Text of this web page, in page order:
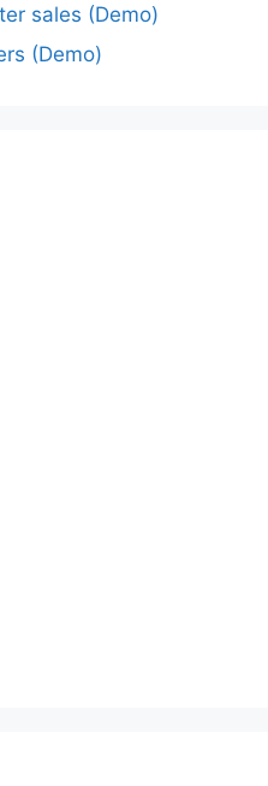
sales (Demo)
(Demo)